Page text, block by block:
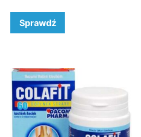
Sprawdź